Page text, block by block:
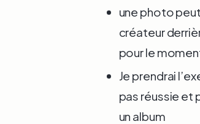
une photo
créateur
pour le
Je prendrai
pas réussie et
un album